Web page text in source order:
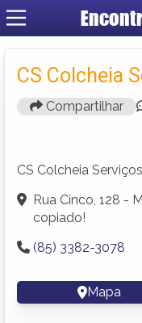
CS Colcheia
Compartilhar
CS Colcheia
Rua Cinco, 128 -
copiado!
(85) 3382-3078
Mapa